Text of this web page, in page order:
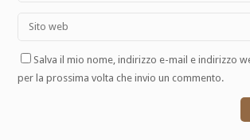
Salva il mio nome, indirizzo e-mail e indirizzo
per la prossima volta che invio un commento.